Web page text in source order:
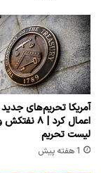
آمریکا تحریم‌های جدید
لیست تحریم
1 هفته پیش